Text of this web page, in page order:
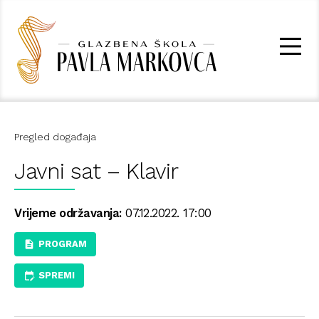
Pregled događaja
Javni sat – Klavir
Vrijeme održavanja:07.12.2022. 17:00
PROGRAM
SPREMI